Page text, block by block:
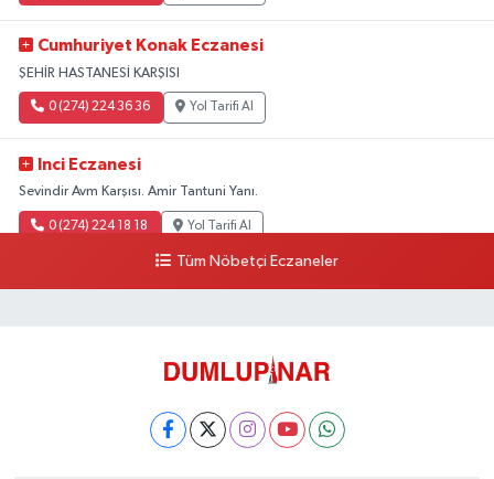
Cumhuriyet Konak Eczanesi
ŞEHİR HASTANESİ KARŞISI
0 (274) 224 36 36 Yol Tarifi Al
Inci Eczanesi
Sevindir Avm Karşısı. Amir Tantuni Yanı.
0 (274) 224 18 18 Yol Tarifi Al
Tüm Nöbetçi Eczaneler